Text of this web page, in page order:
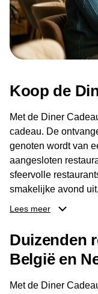
Koop de
Met de Diner
cadeau. De
genoten wordt van
aangesloten
sfeervolle
smakelijke avond uit.
ontvanger
smaak en
alleen een diner,
Lees meer
Duizenden
België en
Met de Diner